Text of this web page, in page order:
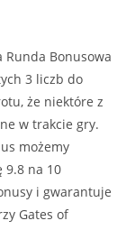
Runda Bonusowa
3 liczb do
że niektóre z
w trakcie gry.
możemy
9.8 na 10
i gwarantuje
Gates of